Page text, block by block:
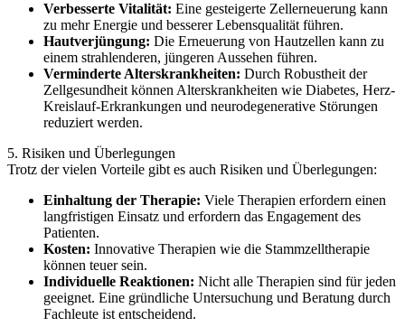
Verbesserte Vitalität: Eine gesteigerte Zellerneuerung kann
zu mehr Energie und besserer Lebensqualität führen.
Hautverjüngung: Die Erneuerung von Hautzellen kann zu
einem strahlenderen, jüngeren Aussehen führen.
Verminderte Alterskrankheiten: Durch Robustheit der
Zellgesundheit können Alterskrankheiten wie Diabetes, Herz-
Kreislauf-Erkrankungen und neurodegenerative Störungen
reduziert werden.
5. Risiken und Überlegungen
Trotz der vielen Vorteile gibt es auch Risiken und Überlegungen:
Einhaltung der Therapie: Viele Therapien erfordern einen
langfristigen Einsatz und erfordern das Engagement des
Patienten.
Kosten: Innovative Therapien wie die Stammzelltherapie
können teuer sein.
Individuelle Reaktionen: Nicht alle Therapien sind für jeden
geeignet. Eine gründliche Untersuchung und Beratung durch
Fachleute ist entscheidend.